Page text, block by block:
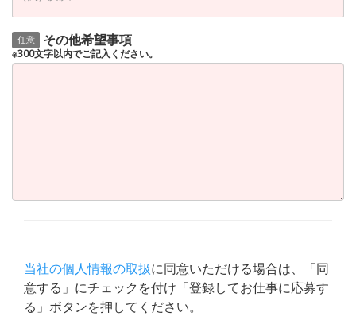
任意 その他希望事項
※300文字以内でご記入ください。
当社の個人情報の取扱に同意いただける場合は、「同
意する」にチェックを付け「登録してお仕事に応募す
る」ボタンを押してください。